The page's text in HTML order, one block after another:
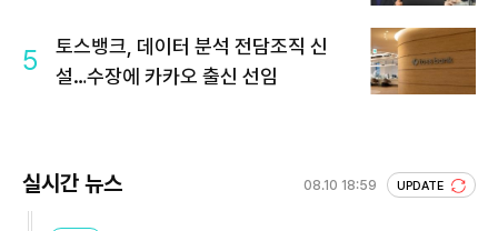
5
토스뱅크, 데이터 분석 전담조직 신
설…수장에 카카오 출신 선임
실시간 뉴스 08.10 18:59 UPDATE